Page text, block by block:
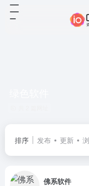
排序 发布 更新
佛系软件